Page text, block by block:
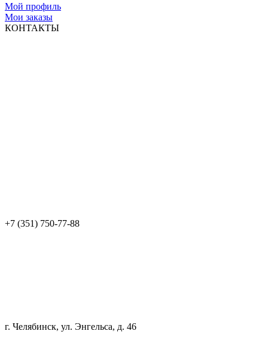
Мой профиль
Мои заказы
КОНТАКТЫ
+7 (351) 750-77-88
г. Челябинск, ул. Энгельса, д. 46